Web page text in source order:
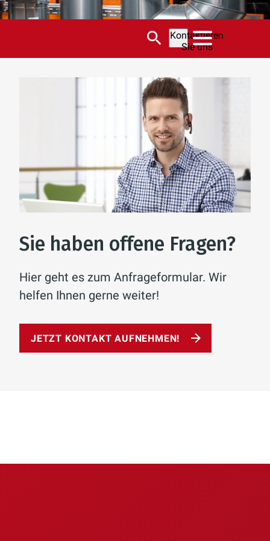
Kontaktieren
Sie uns
Sie haben offene Fragen?
Hier geht es zum Anfrageformular. Wir
helfen Ihnen gerne weiter!
JETZT KONTAKT AUFNEHMEN!